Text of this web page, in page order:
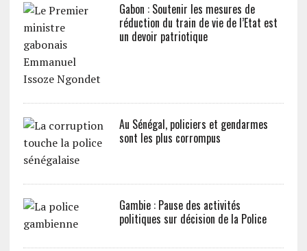
Gabon : Soutenir les mesures de
réduction du train de vie de l’Etat est
un devoir patriotique
Au Sénégal, policiers et gendarmes
sont les plus corrompus
Gambie : Pause des activités
politiques sur décision de la Police